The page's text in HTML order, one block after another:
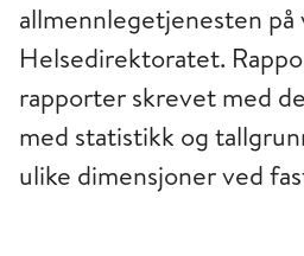
allmennlegetjenesten på
Helsedirektoratet.
rapporter skrevet med
med statistikk og
ulike dimensjoner ved